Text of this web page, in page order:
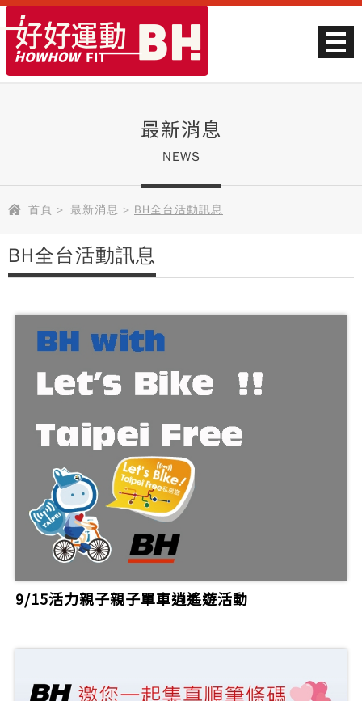
最新消息
NEWS
首頁 > 最新消息 > BH全台活動訊息
BH全台活動訊息
9/15活力親子親子單車逍遙遊活動